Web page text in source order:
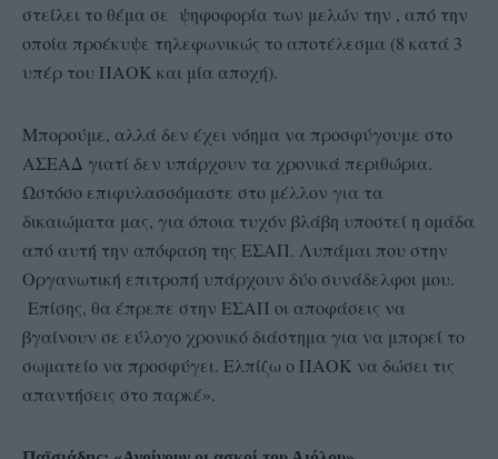
στείλει το θέμα σε ψηφοφορία των μελών την , από την
οποία προέκυψε τηλεφωνικώς το αποτέλεσμα (8 κατά 3
υπέρ του ΠΑΟΚ και μία αποχή).
Μπορούμε, αλλά δεν έχει νόημα να προσφύγουμε στο
ΑΣΕΑΔ γιατί δεν υπάρχουν τα χρονικά περιθώρια.
Ωστόσο επιφυλασσόμαστε στο μέλλον για τα
δικαιώματα μας, για όποια τυχόν βλάβη υποστεί η ομάδα
από αυτή την απόφαση της ΕΣΑΠ. Λυπάμαι που στην
Οργανωτική επιτροπή υπάρχουν δύο συνάδελφοι μου.
Επίσης, θα έπρεπε στην ΕΣΑΠ οι αποφάσεις να
βγαίνουν σε εύλογο χρονικό διάστημα για να μπορεί το
σωματείο να προσφύγει. Ελπίζω ο ΠΑΟΚ να δώσει τις
απαντήσεις στο παρκέ».